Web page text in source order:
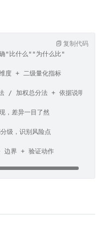
"比什么""为什么比"
度 + 二级量化指标
/ 加权总分法 + 依据说明
，差异一目了然
级，识别风险点
边界 + 验证动作
复制代码